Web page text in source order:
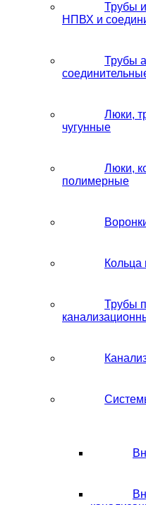
Трубы
НПВХ и
Трубы
Люки,
чугунные
Люки,
полимерные
Трубы